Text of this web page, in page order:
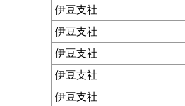
伊豆支社
伊豆支社
伊豆支社
伊豆支社
伊豆支社